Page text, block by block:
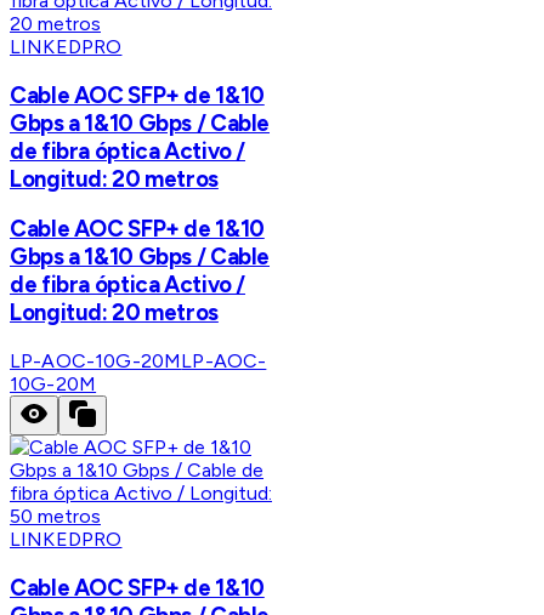
LINKEDPRO
Cable AOC SFP+ de 1&10
Gbps a 1&10 Gbps / Cable
de fibra óptica Activo /
Longitud: 20 metros
Cable AOC SFP+ de 1&10
Gbps a 1&10 Gbps / Cable
de fibra óptica Activo /
Longitud: 20 metros
LP-AOC-10G-20MLP-AOC-
10G-20M
LINKEDPRO
Cable AOC SFP+ de 1&10